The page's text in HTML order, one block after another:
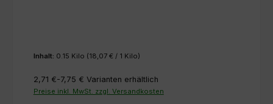
Inhalt: 0.15 Kilo (18,07 € / 1 Kilo)
2,71 €-7,75 € Varianten erhältlich
Preise inkl. MwSt. zzgl. Versandkosten